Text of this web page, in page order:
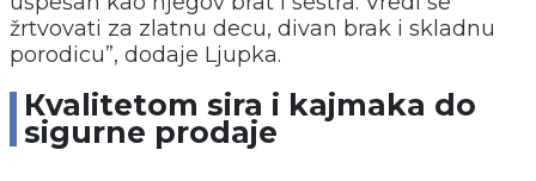
žrtvovati za zlatnu decu, divan brak i skladnu
porodicu”, dodaje Ljupka.
Кvalitetom sira i kajmaka do
sigurne prodaje